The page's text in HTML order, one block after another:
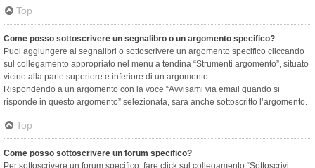
Top
Come posso sottoscrivere un segnalibro o un argomento specifico?
Puoi aggiungere ai segnalibri o sottoscrivere un argomento specifico cliccando
sul collegamento appropriato nel menu a tendina “Strumenti argomento”, situato
vicino alla parte superiore e inferiore di un argomento.
Rispondendo a un argomento con la voce “Avvisami via email quando si
risponde in questo argomento” selezionata, sarà anche sottoscritto l’argomento.
Top
Come posso sottoscrivere un forum specifico?
Per sottoscrivere un forum specifico, fare click sul collegamento “Sottoscrivi